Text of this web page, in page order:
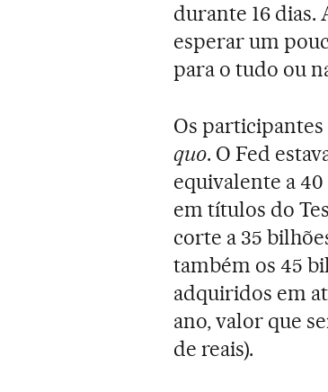
durante 16 dias.
esperar um
para o tudo ou
Os
quo. O Fed
equivalente a
em títulos do
corte a 35
também os 45
adquiridos em
ano, valor que
de reais).